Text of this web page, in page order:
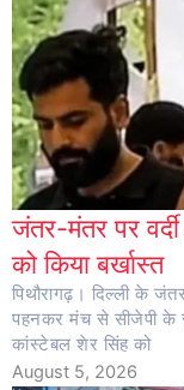
जंतर-मंतर पर
को किया बर्खास्त
पिथौरागढ़। दिल्ली के
पहनकर मंच से सीजेपी के
कांस्टेबल शेर सिंह को
August 5, 2026